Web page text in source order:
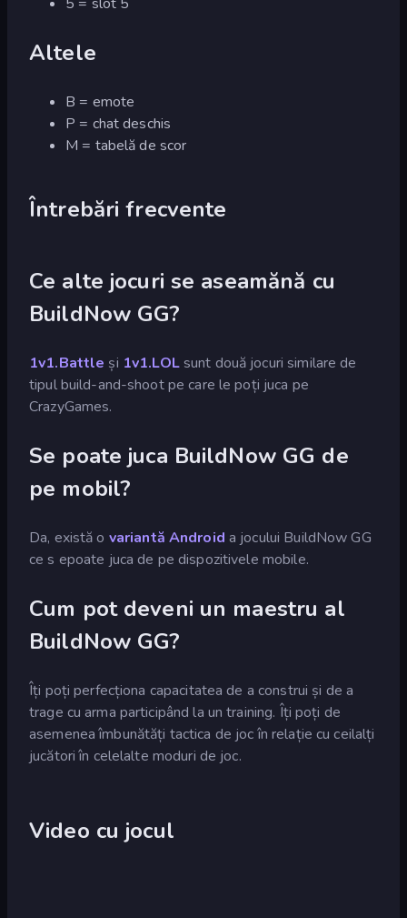
Altele
B = emote
P = chat deschis
M = tabelă de scor
Întrebări frecvente
Ce alte jocuri se aseamănă cu
BuildNow GG?
1v1.Battle și 1v1.LOLsunt două jocuri similare de
tipul build-and-shoot pe care le poți juca pe
CrazyGames.
Se poate juca BuildNow GG de
pe mobil?
Da, există o variantă Android a jocului BuildNow GG
ce s epoate juca de pe dispozitivele mobile.
Cum pot deveni un maestru al
BuildNow GG?
Îți poți perfecționa capacitatea de a construi și de a
trage cu arma participând la un training. Îți poți de
asemenea îmbunătăți tactica de joc în relație cu ceilalți
jucători în celelalte moduri de joc.
Video cu jocul